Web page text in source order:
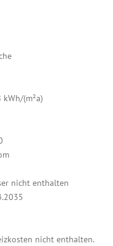
(m²a)
nicht enthalten
nicht enthalten.